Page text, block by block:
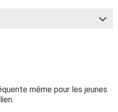
même pour les jeunes